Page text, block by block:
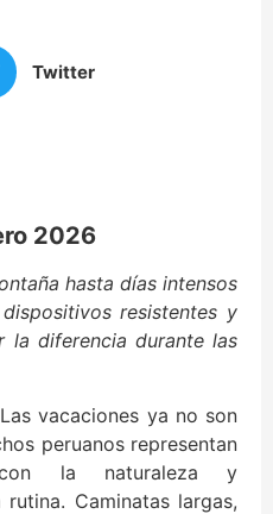
Twitter
2026
hasta días intensos
resistentes y
la diferencia durante las
Las vacaciones ya no son
peruanos representan
la naturaleza y
Caminatas largas,